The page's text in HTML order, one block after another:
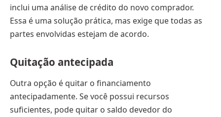
inclui uma análise de crédito do novo comprador.
Essa é uma solução prática, mas exige que todas as
partes envolvidas estejam de acordo.
Quitação antecipada
Outra opção é quitar o financiamento
antecipadamente. Se você possui recursos
suficientes, pode quitar o saldo devedor do